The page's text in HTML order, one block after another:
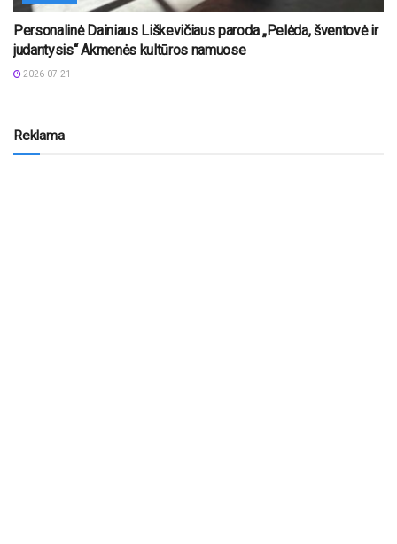
Personalinė Dainiaus Liškevičiaus paroda „Pelėda, šventovė ir
judantysis“ Akmenės kultūros namuose
2026-07-21
Reklama